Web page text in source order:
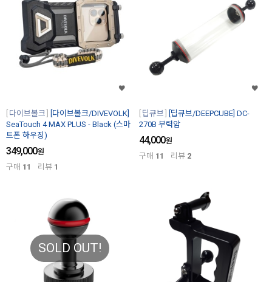
다이브볼크
[다이브볼크/DIVEVOLK]
SeaTouch 4 MAX PLUS - Black (스마
트폰 하우징)
349,000원
구매 11 리뷰 1
딥큐브
[딥큐브/DEEPCUBE] DC-
270B 부력암
44,000원
구매 11 리뷰 2
SOLD OUT!